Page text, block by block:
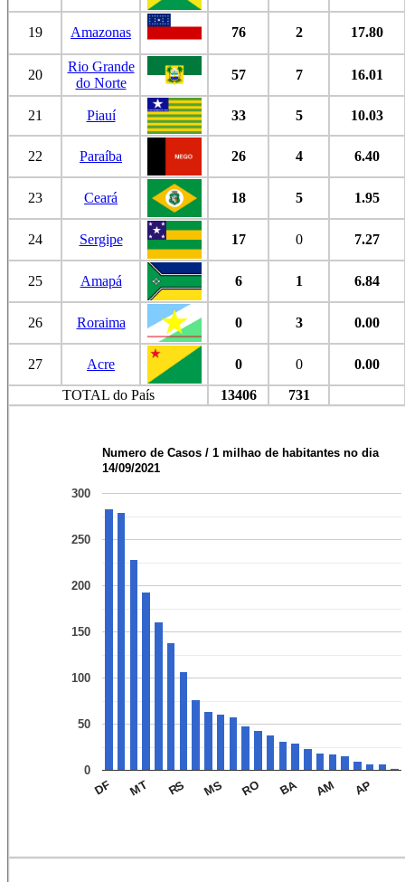
19 Amazonas 76 2 17.80
20
Rio Grande
do Norte
57 7 16.01
21 Piauí 33 5 10.03
22 Paraíba 26 4 6.40
23 Ceará 18 5 1.95
24 Sergipe 17 0 7.27
25 Amapá 6 1 6.84
26 Roraima 0 3 0.00
27 Acre 0 0
0.00
TOTAL do País
13406 731
Numero de Casos / 1 milhao de habitantes no dia
14/09/2021
DF MT RS MS RO BA AM AP
0
50
100
150
200
250
300